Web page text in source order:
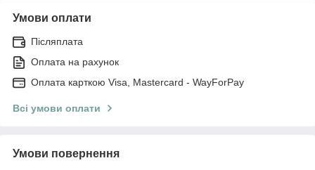
Умови оплати
Післяплата
Оплата на рахунок
Оплата карткою Visa, Mastercard - WayForPay
Всі умови оплати
Умови повернення